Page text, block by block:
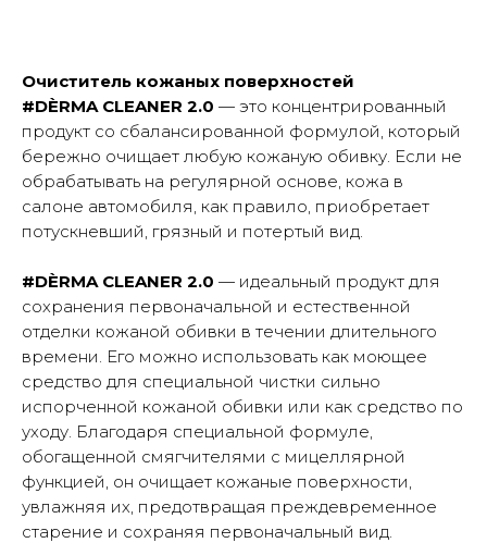
Очиститель кожаных поверхностей
#DÈRMA CLEANER 2.0 — это концентрированный
продукт со сбалансированной формулой, который
бережно очищает любую кожаную обивку. Если не
обрабатывать на регулярной основе, кожа в
салоне автомобиля, как правило, приобретает
потускневший, грязный и потертый вид.
#DÈRMA CLEANER 2.0 — идеальный продукт для
сохранения первоначальной и естественной
отделки кожаной обивки в течении длительного
времени. Его можно использовать как моющее
средство для специальной чистки сильно
испорченной кожаной обивки или как средство по
уходу. Благодаря специальной формуле,
обогащенной смягчителями с мицеллярной
функцией, он очищает кожаные поверхности,
увлажняя их, предотвращая преждевременное
старение и сохраняя первоначальный вид.